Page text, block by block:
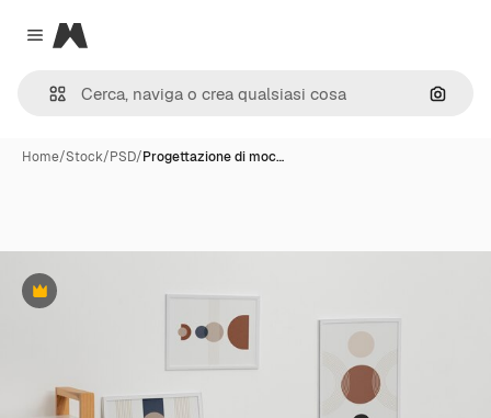
Close menu
Magnific
Cerca
Home/Stock/PSD/Progettazione di moc…
Premium